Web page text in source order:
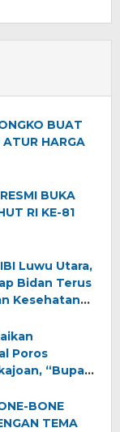
BUAT
HARGA
BUKA
RI KE-81
Luwu Utara,
Bidan Terus
Kesehatan
Poros
“Bupati
dan
BONE
TEMA